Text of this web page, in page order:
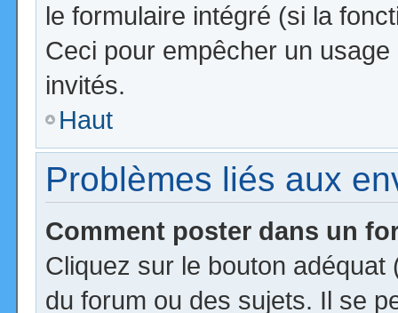
le formulaire intégré (si la
Ceci pour empêcher un
invités.
Haut
Problèmes liés aux
Comment poster dans un
Cliquez sur le bouton
du forum ou des sujets. Il se